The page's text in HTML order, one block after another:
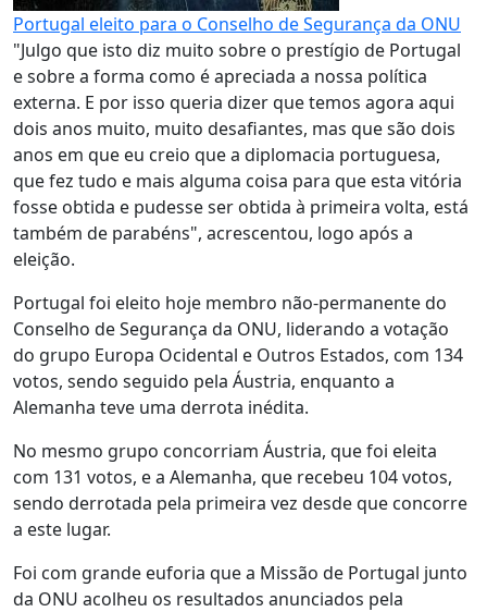
Portugal eleito para o Conselho de Segurança da ONU
"Julgo que isto diz muito sobre o prestígio de Portugal
e sobre a forma como é apreciada a nossa política
externa. E por isso queria dizer que temos agora aqui
dois anos muito, muito desafiantes, mas que são dois
anos em que eu creio que a diplomacia portuguesa,
que fez tudo e mais alguma coisa para que esta vitória
fosse obtida e pudesse ser obtida à primeira volta, está
também de parabéns", acrescentou, logo após a
eleição.
Portugal foi eleito hoje membro não-permanente do
Conselho de Segurança da ONU, liderando a votação
do grupo Europa Ocidental e Outros Estados, com 134
votos, sendo seguido pela Áustria, enquanto a
Alemanha teve uma derrota inédita.
No mesmo grupo concorriam Áustria, que foi eleita
com 131 votos, e a Alemanha, que recebeu 104 votos,
sendo derrotada pela primeira vez desde que concorre
a este lugar.
Foi com grande euforia que a Missão de Portugal junto
da ONU acolheu os resultados anunciados pela